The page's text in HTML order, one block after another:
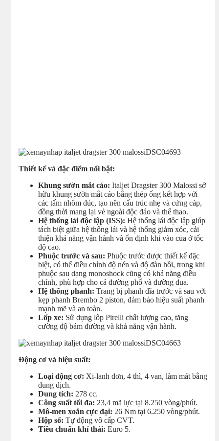
Thiết kế và đặc điểm nổi bật:
Khung sườn mắt cáo: Italjet Dragster 300 Malossi sở
hữu khung sườn mắt cáo bằng thép ống kết hợp với
các tấm nhôm đúc, tạo nên cấu trúc nhẹ và cứng cáp,
đồng thời mang lại vẻ ngoài độc đáo và thể thao.
Hệ thống lái độc lập (ISS): Hệ thống lái độc lập giúp
tách biệt giữa hệ thống lái và hệ thống giảm xóc, cải
thiện khả năng vận hành và ổn định khi vào cua ở tốc
độ cao.
Phuộc trước và sau: Phuộc trước được thiết kế đặc
biệt, có thể điều chỉnh độ nén và độ đàn hồi, trong khi
phuộc sau dạng monoshock cũng có khả năng điều
chỉnh, phù hợp cho cả đường phố và đường đua.
Hệ thống phanh: Trang bị phanh đĩa trước và sau với
kẹp phanh Brembo 2 piston, đảm bảo hiệu suất phanh
mạnh mẽ và an toàn.
Lốp xe: Sử dụng lốp Pirelli chất lượng cao, tăng
cường độ bám đường và khả năng vận hành.
Động cơ và hiệu suất:
Loại động cơ: Xi-lanh đơn, 4 thì, 4 van, làm mát bằng
dung dịch.
Dung tích: 278 cc.
Công suất tối đa: 23,4 mã lực tại 8.250 vòng/phút.
Mô-men xoắn cực đại: 26 Nm tại 6.250 vòng/phút.
Hộp số: Tự động vô cấp CVT.
Tiêu chuẩn khí thải: Euro 5.